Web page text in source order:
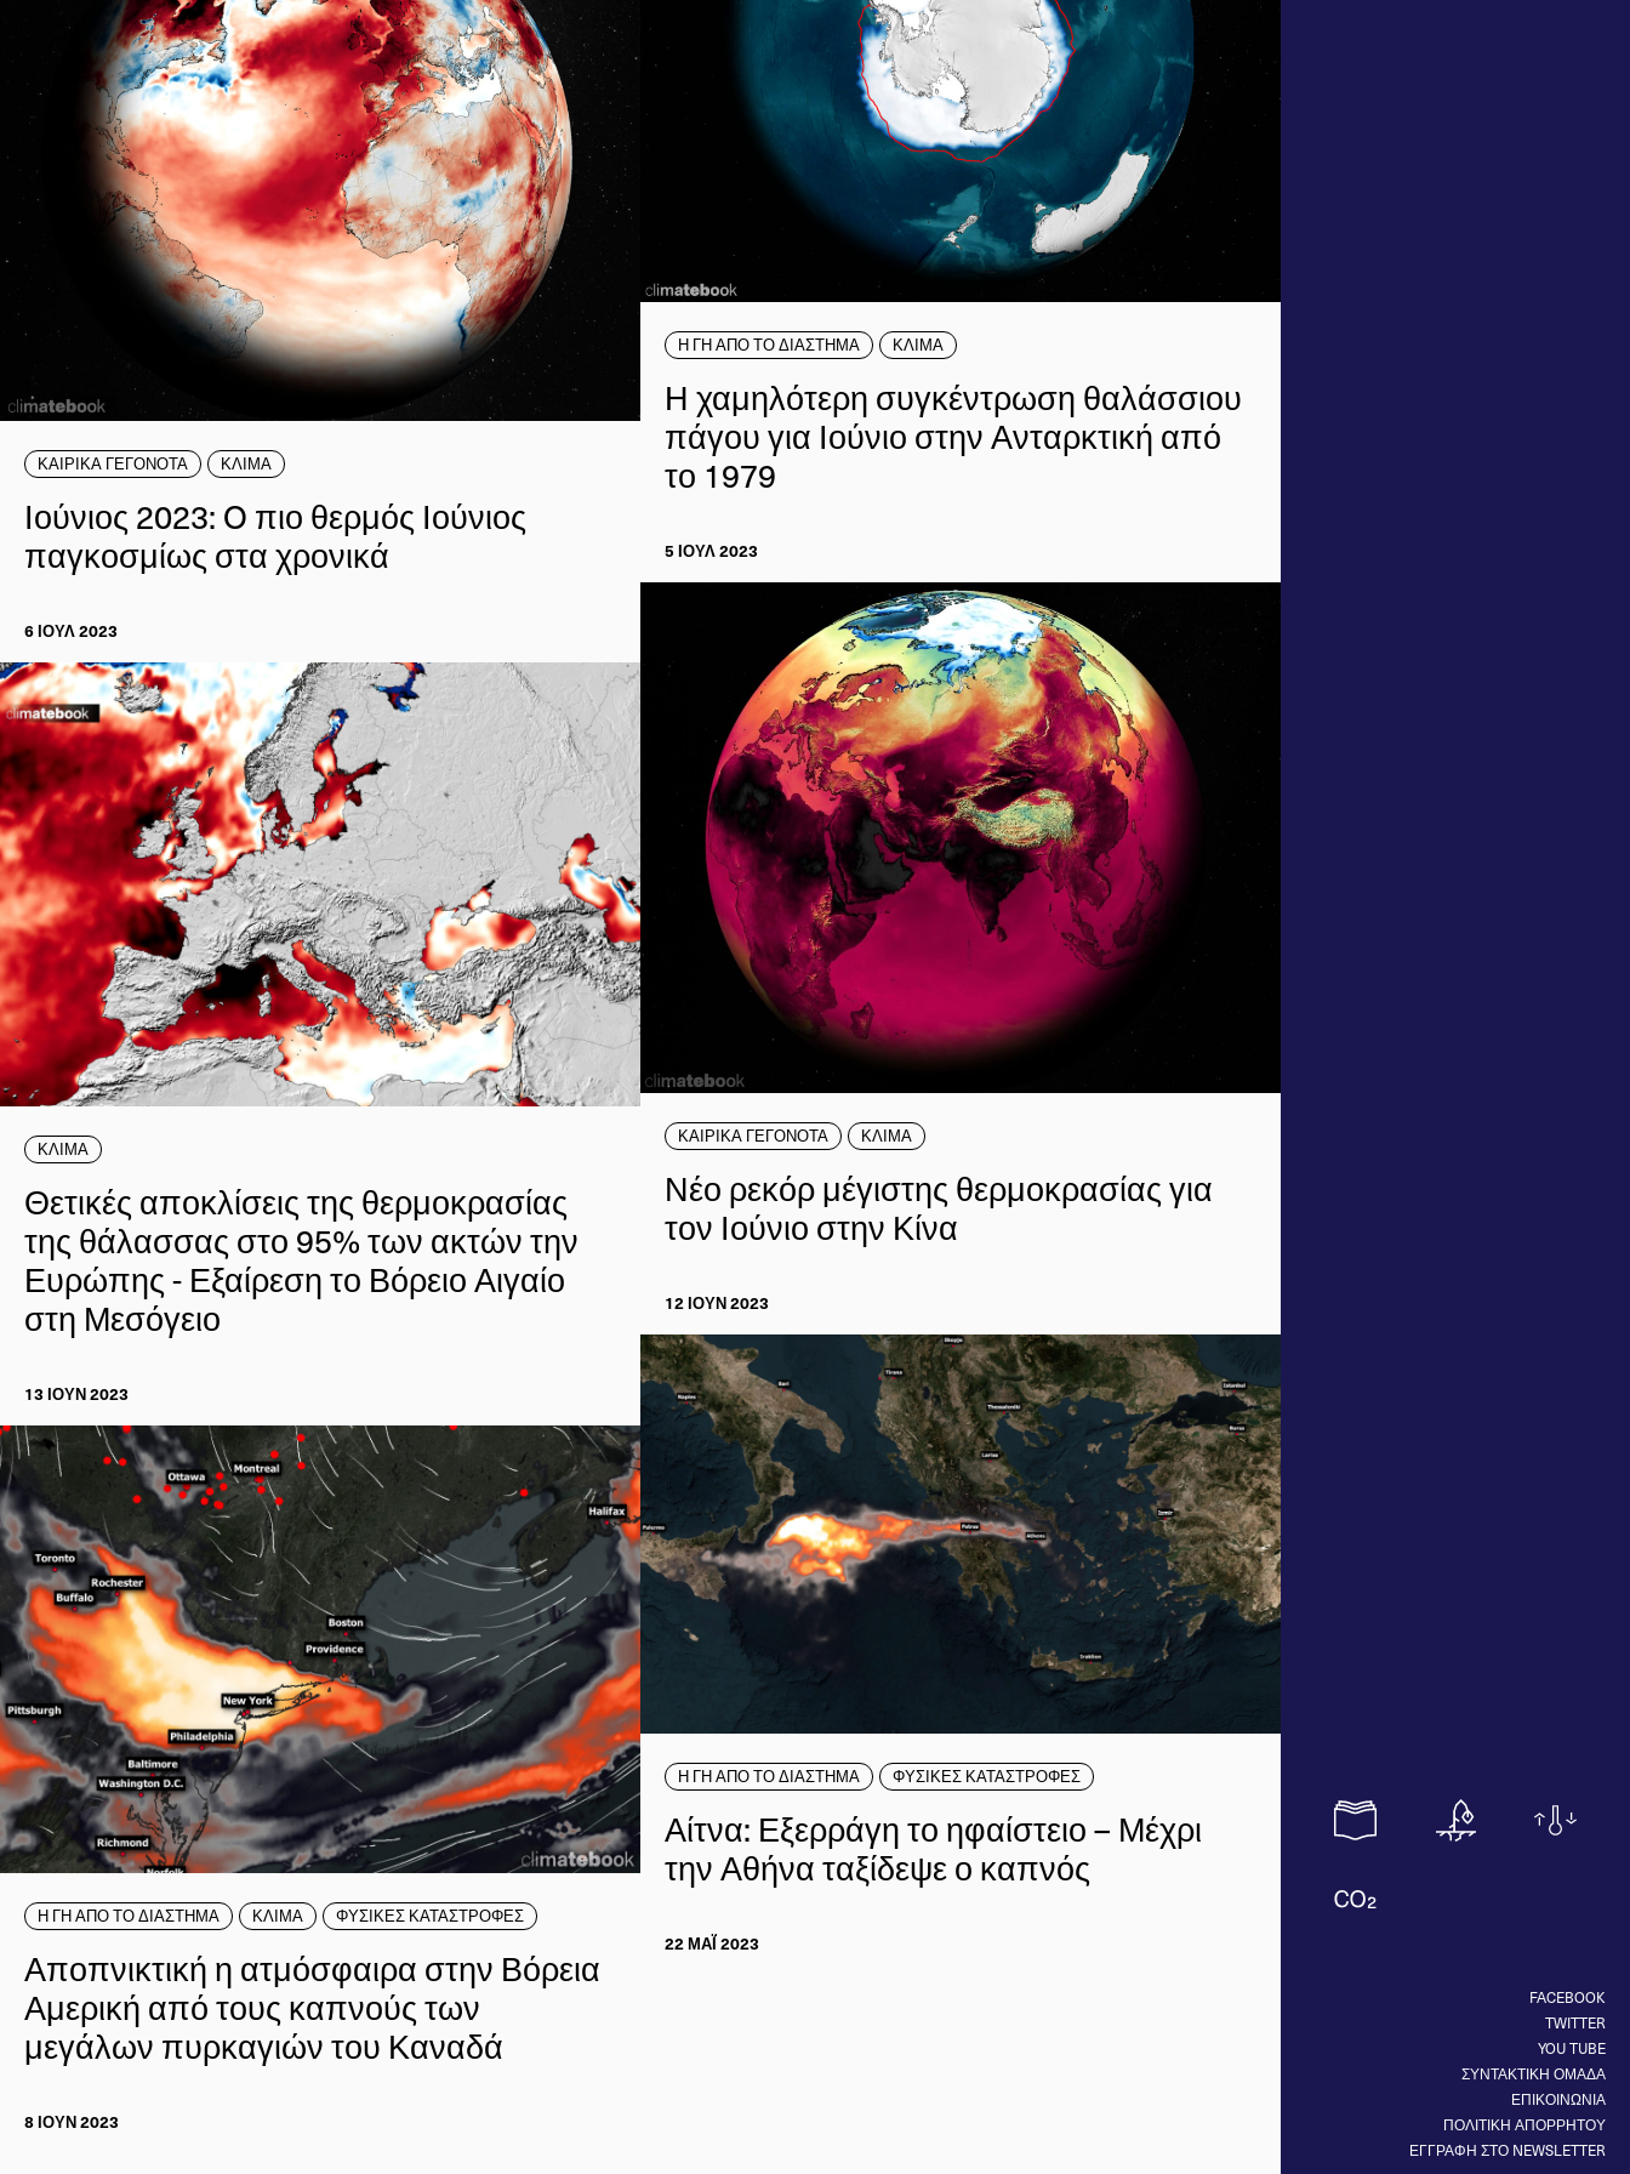
FACEBOOK
TWITTER
YOU TUBE
ΣΥΝΤΑΚΤΙΚΗ ΟΜΑΔΑ
ΕΠΙΚΟΙΝΩΝΙΑ
ΠΟΛΙΤΙΚΗ ΑΠΟΡΡΗΤΟΥ
ΕΓΓΡΑΦΗ ΣΤΟ NEWSLETTER
ΚΑΙΡΙΚΑ ΓΕΓΟΝΟΤΑ ΚΛΙΜΑ
Ιούνιος 2023: O πιο θερμός Ιούνιος
παγκοσμίως στα χρονικά
6 ΙΟΥΛ 2023
Η ΓΗ ΑΠΟ ΤΟ ΔΙΑΣΤΗΜΑ ΚΛΙΜΑ
Η χαμηλότερη συγκέντρωση θαλάσσιου
πάγου για Ιούνιο στην Ανταρκτική από
το 1979
5 ΙΟΥΛ 2023
ΚΛΙΜΑ
Θετικές αποκλίσεις της θερμοκρασίας
της θάλασσας στο 95% των ακτών την
Ευρώπης - Εξαίρεση το Βόρειο Αιγαίο
στη Μεσόγειο
13 ΙΟΥΝ 2023
ΚΑΙΡΙΚΑ ΓΕΓΟΝΟΤΑ ΚΛΙΜΑ
Νέο ρεκόρ μέγιστης θερμοκρασίας για
τον Ιούνιο στην Κίνα
12 ΙΟΥΝ 2023
Η ΓΗ ΑΠΟ ΤΟ ΔΙΑΣΤΗΜΑ ΚΛΙΜΑ ΦΥΣΙΚΕΣ ΚΑΤΑΣΤΡΟΦΕΣ
Αποπνικτική η ατμόσφαιρα στην Βόρεια
Αμερική από τους καπνούς των
μεγάλων πυρκαγιών του Καναδά
8 ΙΟΥΝ 2023
Η ΓΗ ΑΠΟ ΤΟ ΔΙΑΣΤΗΜΑ ΦΥΣΙΚΕΣ ΚΑΤΑΣΤΡΟΦΕΣ
Αίτνα: Εξερράγη το ηφαίστειο – Μέχρι
την Αθήνα ταξίδεψε ο καπνός
22 ΜΑΪ́ 2023